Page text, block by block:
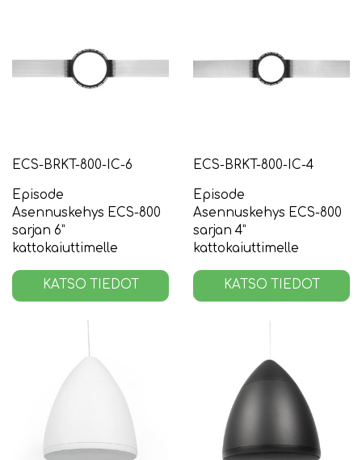
ECS-BRKT-800-IC-6
Episode
Asennuskehys ECS-800
sarjan 6”
kattokaiuttimelle
KATSO TIEDOT
ECS-BRKT-800-IC-4
Episode
Asennuskehys ECS-800
sarjan 4”
kattokaiuttimelle
KATSO TIEDOT